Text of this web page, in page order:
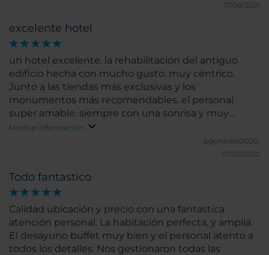
17/08/2021
excelente hotel
un hotel excelente. la rehabilitación del antiguo
edificio hecha con mucho gusto. muy céntrico.
Junto a las tiendas más exclusivas y los
monumentos más recomendables. el personal
super amable. siempre con una sonrisa y muy
atentos. y el desayuno de lujo. os lo recomiendo a
todos los que vayáis de vacaciones a Florencia.
Mostrar información
pgonzalez2020.
07/01/2020
Todo fantastico
Calidad ubicación y precio con una fantastica
atención personal. La habitación perfecta, y amplia.
El desayuno buffet muy bien y el personal atento a
todos los detalles. Nos gestionaron todas las